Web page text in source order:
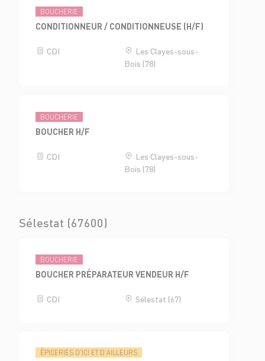
BOUCHERIE
CONDITIONNEUR / CONDITIONNEUSE (H/F)
CDI
Les Clayes-sous-
Bois (78)
BOUCHERIE
BOUCHER H/F
CDI
Les Clayes-sous-
Bois (78)
Sélestat (67600)
BOUCHERIE
BOUCHER PRÉPARATEUR VENDEUR H/F
CDI Sélestat (67)
ÉPICERIES D'ICI ET D'AILLEURS